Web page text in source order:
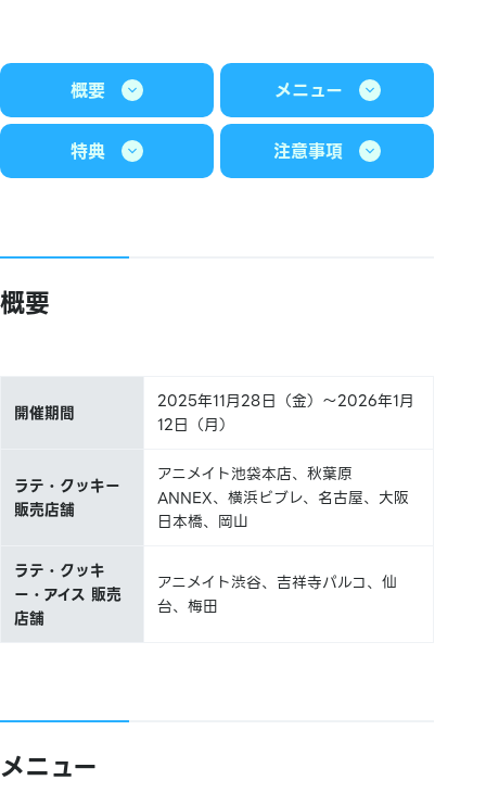
概要 メニュー
特典 注意事項
概要
開催期間
2025年11月28日（金）～2026年1月
12日（月）
ラテ・クッキー
販売店舗
アニメイト池袋本店、秋葉原
ANNEX、横浜ビブレ、名古屋、大阪
日本橋、岡山
ラテ・クッキ
ー・アイス 販売
店舗
アニメイト渋谷、吉祥寺パルコ、仙
台、梅田
メニュー